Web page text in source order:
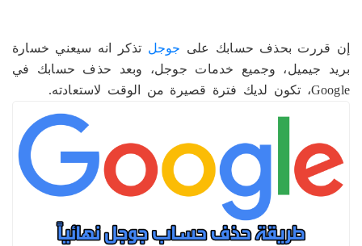
إن قررت بحذف حسابك على جوجل تذكر انه سيعني خسارة
بريد جيميل، وجميع خدمات جوجل، وبعد حذف حسابك في
Google، تكون لديك فترة قصيرة من الوقت لاستعادته.